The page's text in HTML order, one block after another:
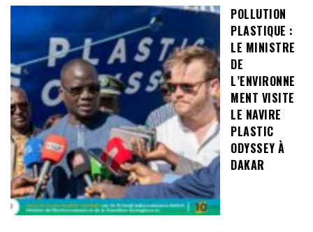
POLLUTION
PLASTIQUE :
LE MINISTRE
DE
L’ENVIRONNE
MENT VISITE
LE NAVIRE
PLASTIC
ODYSSEY À
DAKAR